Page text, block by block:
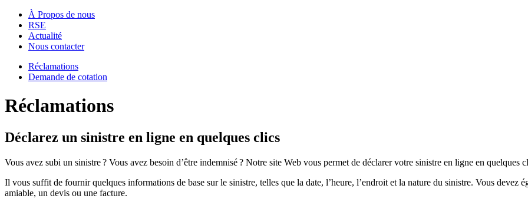
À Propos de nous
RSE
Actualité
Nous contacter
Réclamations
Demande de cotation
Réclamations
Déclarez un sinistre en ligne en quelques clics
Vous avez subi un sinistre ? Vous avez besoin d’être indemnisé ? Notre site Web vous permet de déclarer votre sinistre en ligne en quelques
Il vous suffit de fournir quelques informations de base sur le sinistre, telles que la date, l’heure, l’endroit et la nature du sinistre. Vous devez
amiable, un devis ou une facture.